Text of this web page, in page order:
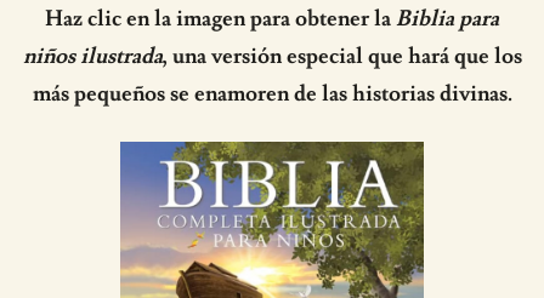
Haz clic en la imagen para obtener laBiblia para
niños ilustrada, una versión especial que hará que los
más pequeños se enamoren de las historias divinas.